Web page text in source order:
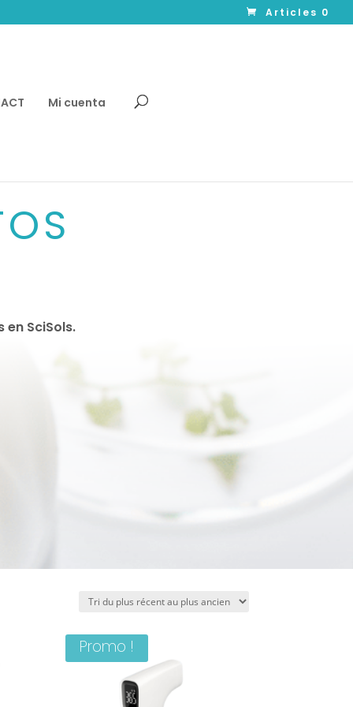
Articles 0
Mi cuenta
SciSols.
Promo !